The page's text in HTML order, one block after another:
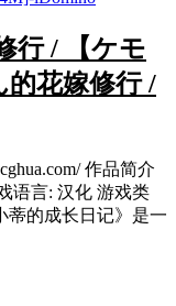
行 / 【ケモ
花嫁修行 /
作品简介
语言: 汉化 游戏类
蒂的成长日记》是一